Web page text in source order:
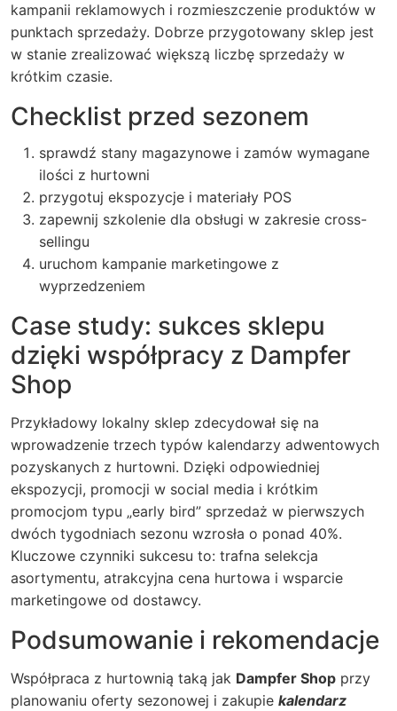
kampanii reklamowych i rozmieszczenie produktów w
punktach sprzedaży. Dobrze przygotowany sklep jest
w stanie zrealizować większą liczbę sprzedaży w
krótkim czasie.
Checklist przed sezonem
sprawdź stany magazynowe i zamów wymagane
ilości z hurtowni
przygotuj ekspozycje i materiały POS
zapewnij szkolenie dla obsługi w zakresie cross-
sellingu
uruchom kampanie marketingowe z
wyprzedzeniem
Case study: sukces sklepu
dzięki współpracy z Dampfer
Shop
Przykładowy lokalny sklep zdecydował się na
wprowadzenie trzech typów kalendarzy adwentowych
pozyskanych z hurtowni. Dzięki odpowiedniej
ekspozycji, promocji w social media i krótkim
promocjom typu „early bird” sprzedaż w pierwszych
dwóch tygodniach sezonu wzrosła o ponad 40%.
Kluczowe czynniki sukcesu to: trafna selekcja
asortymentu, atrakcyjna cena hurtowa i wsparcie
marketingowe od dostawcy.
Podsumowanie i rekomendacje
Współpraca z hurtownią taką jak Dampfer Shop przy
planowaniu oferty sezonowej i zakupie kalendarz